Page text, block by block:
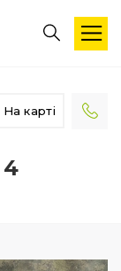
На карті